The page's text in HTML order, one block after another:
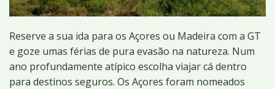
Reserve a sua ida para os Açores ou Madeira com a GT
e goze umas férias de pura evasão na natureza. Num
ano profundamente atípico escolha viajar cá dentro
para destinos seguros. Os Açores foram nomeados